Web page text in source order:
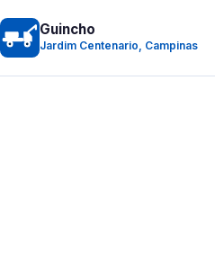
Guincho
Jardim Centenario, Campinas